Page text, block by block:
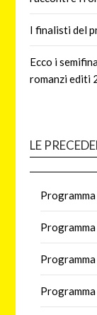
I finalisti del
Ecco i
romanzi editi
LE